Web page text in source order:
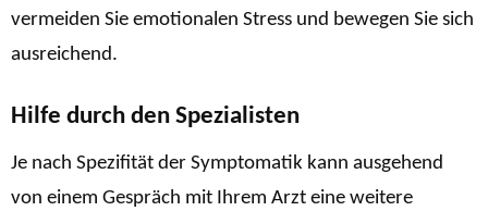
vermeiden Sie emotionalen Stress und bewegen Sie sich
ausreichend.
Hilfe durch den Spezialisten
Je nach Spezifität der Symptomatik kann ausgehend
von einem Gespräch mit Ihrem Arzt eine weitere